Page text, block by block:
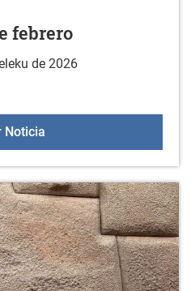
febrero
de 2026
NoticiaGazteleku el 21 de